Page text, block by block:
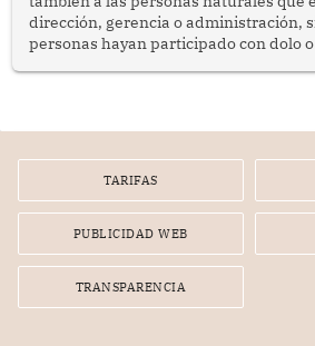
dirección, gerencia o administración,
personas hayan participado con dolo
por la frustrada realización de un
TARIFAS
PUBLICIDAD WEB
TRANSPARENCIA